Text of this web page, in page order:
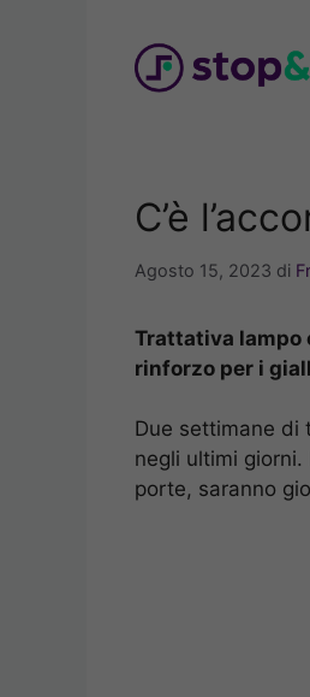
C’è
Agosto 15, 2023 di
Trattativa lampo
rinforzo per i
Due settimane di
negli ultimi giorni.
porte, saranno